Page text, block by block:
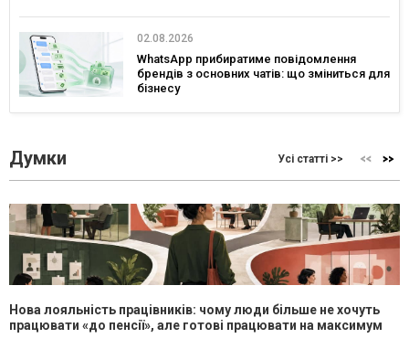
02.08.2026
WhatsApp прибиратиме повідомлення
брендів з основних чатів: що зміниться для
бізнесу
Думки Усі статті >>
Нова лояльність працівників: чому люди більше не хочуть
працювати «до пенсії», але готові працювати на максимум